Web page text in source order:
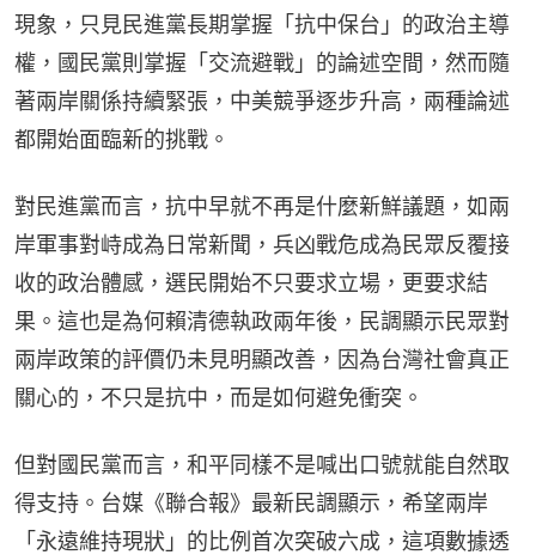
現象，只見民進黨長期掌握「抗中保台」的政治主導
權，國民黨則掌握「交流避戰」的論述空間，然而隨
著兩岸關係持續緊張，中美競爭逐步升高，兩種論述
都開始面臨新的挑戰。
對民進黨而言，抗中早就不再是什麼新鮮議題，如兩
岸軍事對峙成為日常新聞，兵凶戰危成為民眾反覆接
收的政治體感，選民開始不只要求立場，更要求結
果。這也是為何賴清德執政兩年後，民調顯示民眾對
兩岸政策的評價仍未見明顯改善，因為台灣社會真正
關心的，不只是抗中，而是如何避免衝突。
但對國民黨而言，和平同樣不是喊出口號就能自然取
得支持。台媒《聯合報》最新民調顯示，希望兩岸
「永遠維持現狀」的比例首次突破六成，這項數據透